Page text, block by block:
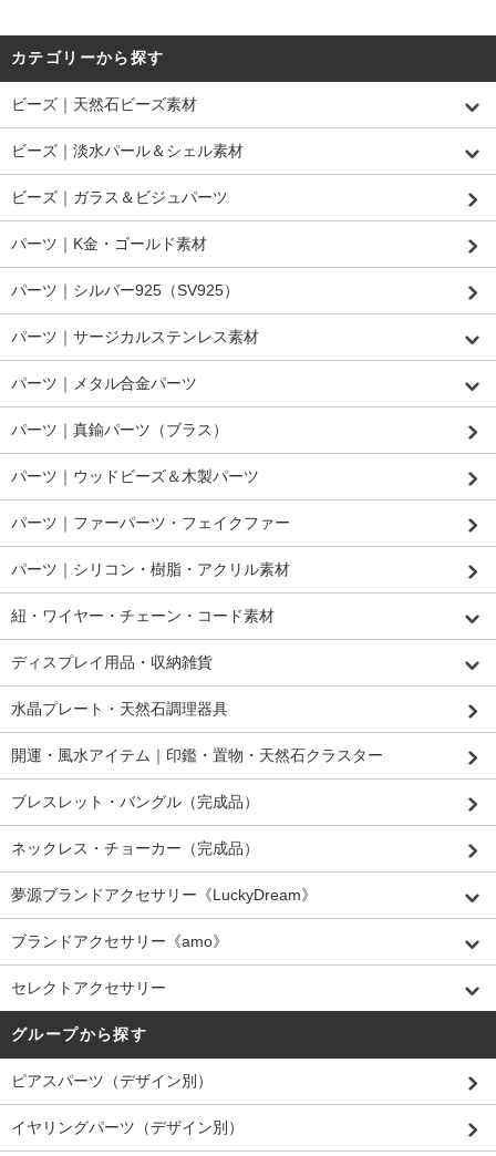
カテゴリーから探す
ビーズ｜天然石ビーズ素材
ビーズ｜淡水パール＆シェル素材
ビーズ｜ガラス＆ビジュパーツ
パーツ｜K金・ゴールド素材
パーツ｜シルバー925（SV925）
パーツ｜サージカルステンレス素材
パーツ｜メタル合金パーツ
パーツ｜真鍮パーツ（ブラス）
パーツ｜ウッドビーズ＆木製パーツ
パーツ｜ファーパーツ・フェイクファー
パーツ｜シリコン・樹脂・アクリル素材
紐・ワイヤー・チェーン・コード素材
ディスプレイ用品・収納雑貨
水晶プレート・天然石調理器具
開運・風水アイテム｜印鑑・置物・天然石クラスター
ブレスレット・バングル（完成品）
ネックレス・チョーカー（完成品）
夢源ブランドアクセサリー《LuckyDream》
ブランドアクセサリー《amo》
セレクトアクセサリー
グループから探す
ピアスパーツ（デザイン別）
イヤリングパーツ（デザイン別）